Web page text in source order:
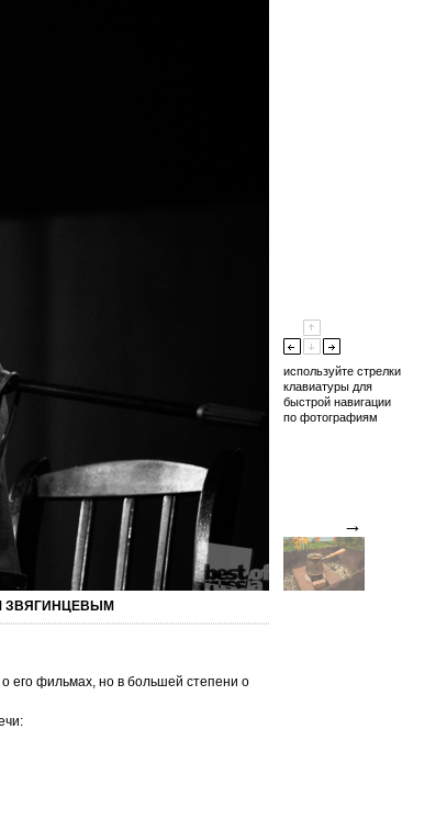
→
используйте стрелки
клавиатуры для
быстрой навигации
по фотографиям
ЗВЯГИНЦЕВЫМ
его фильмах, но в большей степени о